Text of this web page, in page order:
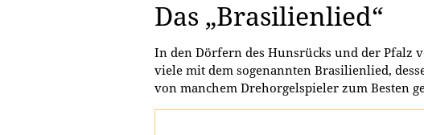
Das „Brasilienlied“
In den Dörfern des Hunsrücks und der Pfalz
viele mit dem sogenannten Brasilienlied,
von manchem Drehorgelspieler zum Besten